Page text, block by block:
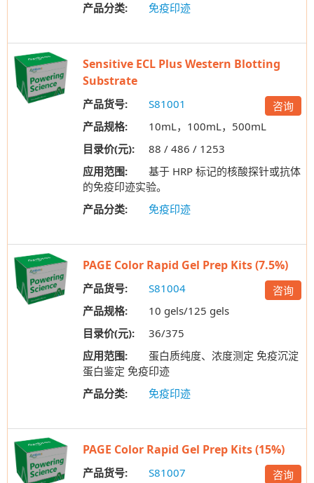
产品分类:
免疫印迹
Sensitive ECL Plus Western Blotting
Substrate
产品货号: S81001
咨询
产品规格:
10mL，100mL，500mL
目录价(元):
88 / 486 / 1253
应用范围:
基于 HRP 标记的核酸探针或抗体
的免疫印迹实验。
产品分类:
免疫印迹
PAGE Color Rapid Gel Prep Kits (7.5%)
产品货号: S81004
咨询
产品规格:
10 gels/125 gels
目录价(元):
36/375
应用范围:
蛋白质纯度、浓度测定 免疫沉淀
蛋白鉴定 免疫印迹
产品分类:
免疫印迹
PAGE Color Rapid Gel Prep Kits (15%)
产品货号: S81007
咨询